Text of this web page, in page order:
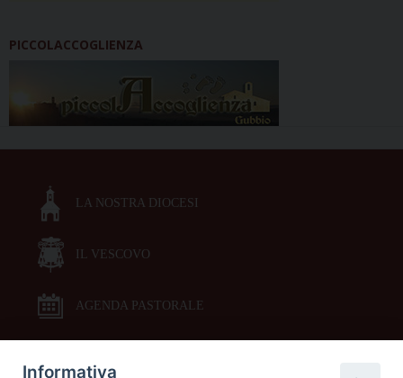
PICCOLACCOGLIENZA
LA NOSTRA DIOCESI
IL VESCOVO
AGENDA PASTORALE
Informativa